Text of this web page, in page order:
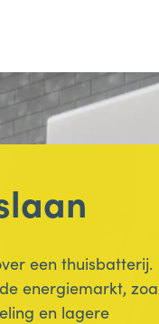
een thuisbatterij.
energiemarkt,
en lagere